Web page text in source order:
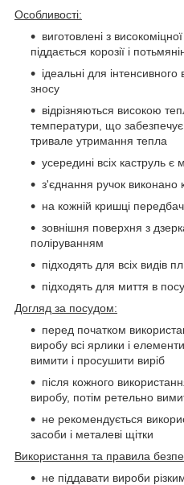
Особливості:
виготовлені з
піддається корозії і
ідеальні для інтенсивного
зносу
відрізняються високою
температури, що забезпечує
тривале утримання тепла
усередині всіх каструль є
з'єднання ручок
на кожній кришці
зовнішня поверхня з
поліруванням
підходять для всіх видів
підходять для миття в
Догляд за посудом:
перед початком
виробу всі ярлики і
вимити і просушити виріб
після кожного
виробу, потім ретельно
не рекомендується
засоби і металеві щітки
Використання та правила
не піддавати вироби